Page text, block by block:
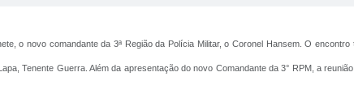
o novo comandante da 3ª Região da Polícia Militar, o Coronel Hansem. O
Tenente Guerra. Além da apresentação do novo Comandante da 3° RPM, a